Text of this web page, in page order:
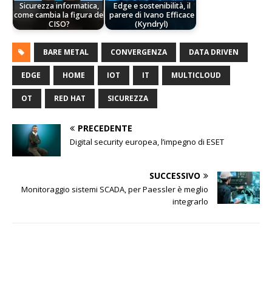
Sicurezza informatica,
come cambia la figura del
CISO?
Edge e sostenibilità, il
parere di Ivano Efficace
(Kyndryl)
BARE METAL CONVERGENZA DATA DRIVEN
EDGE HOME IOT IT MULTICLOUD
OT RED HAT SICUREZZA
PRECEDENTE
Digital security europea, l’impegno di ESET
SUCCESSIVO
Monitoraggio sistemi SCADA, per Paessler è meglio
integrarlo